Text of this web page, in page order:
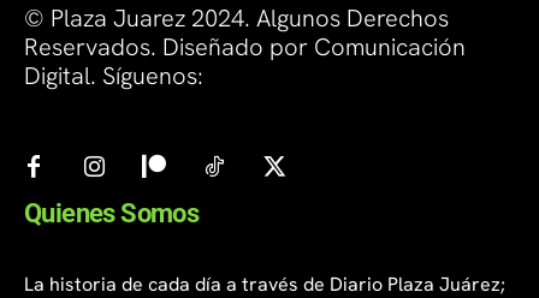
© Plaza Juarez 2024. Algunos Derechos
Reservados. Diseñado por Comunicación
Digital. Síguenos:
Quienes Somos
La historia de cada día a través de Diario Plaza Juárez;